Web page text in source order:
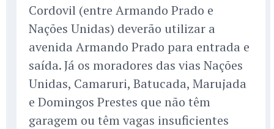
Cordovil (entre Armando Prado e
Nações Unidas) deverão utilizar a
avenida Armando Prado para entrada e
saída. Já os moradores das vias Nações
Unidas, Camaruri, Batucada, Marujada
e Domingos Prestes que não têm
garagem ou têm vagas insuficientes